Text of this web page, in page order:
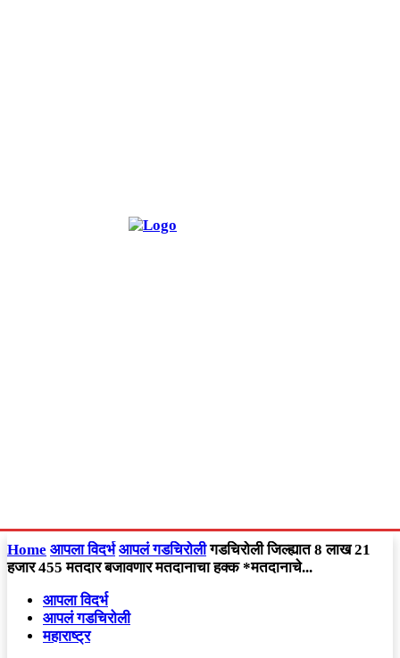
Home आपला विदर्भ आपलं गडचिरोली गडचिरोली जिल्ह्यात 8 लाख 21
हजार 455 मतदार बजावणार मतदानाचा हक्क *मतदानाचे...
आपला विदर्भ
आपलं गडचिरोली
महाराष्ट्र